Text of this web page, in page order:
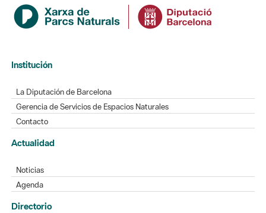
Institución
La Diputación de Barcelona
Gerencia de Servicios de Espacios Naturales
Contacto
Actualidad
Noticias
Agenda
Directorio